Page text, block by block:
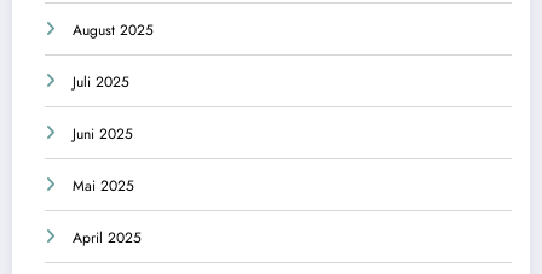
August 2025
Juli 2025
Juni 2025
Mai 2025
April 2025